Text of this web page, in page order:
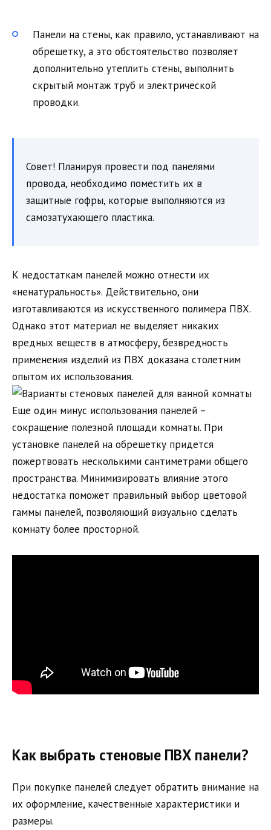
Панели на стены, как правило, устанавливают на
обрешетку, а это обстоятельство позволяет
дополнительно утеплить стены, выполнить
скрытый монтаж труб и электрической
проводки.
Совет! Планируя провести под панелями
провода, необходимо поместить их в
защитные гофры, которые выполняются из
самозатухающего пластика.
К недостаткам панелей можно отнести их
«ненатуральность». Действительно, они
изготавливаются из искусственного полимера ПВХ.
Однако этот материал не выделяет никаких
вредных веществ в атмосферу, безвредность
применения изделий из ПВХ доказана столетним
опытом их использования.
Еще один минус использования панелей –
сокращение полезной площади комнаты. При
установке панелей на обрешетку придется
пожертвовать несколькими сантиметрами общего
пространства. Минимизировать влияние этого
недостатка поможет правильный выбор цветовой
гаммы панелей, позволяющий визуально сделать
комнату более просторной.
Как выбрать стеновые ПВХ панели?
При покупке панелей следует обратить внимание на
их оформление, качественные характеристики и
размеры.